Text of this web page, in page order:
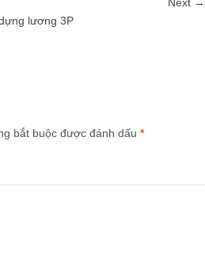
lương 3P
bắt buộc được đánh dấu *